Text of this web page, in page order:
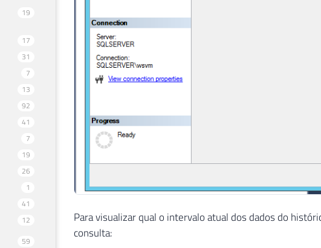
19
17
31
7
13
92
41
7
19
26
1
41
12
59
Para visualizar qual o intervalo atual dos dados do
consulta: